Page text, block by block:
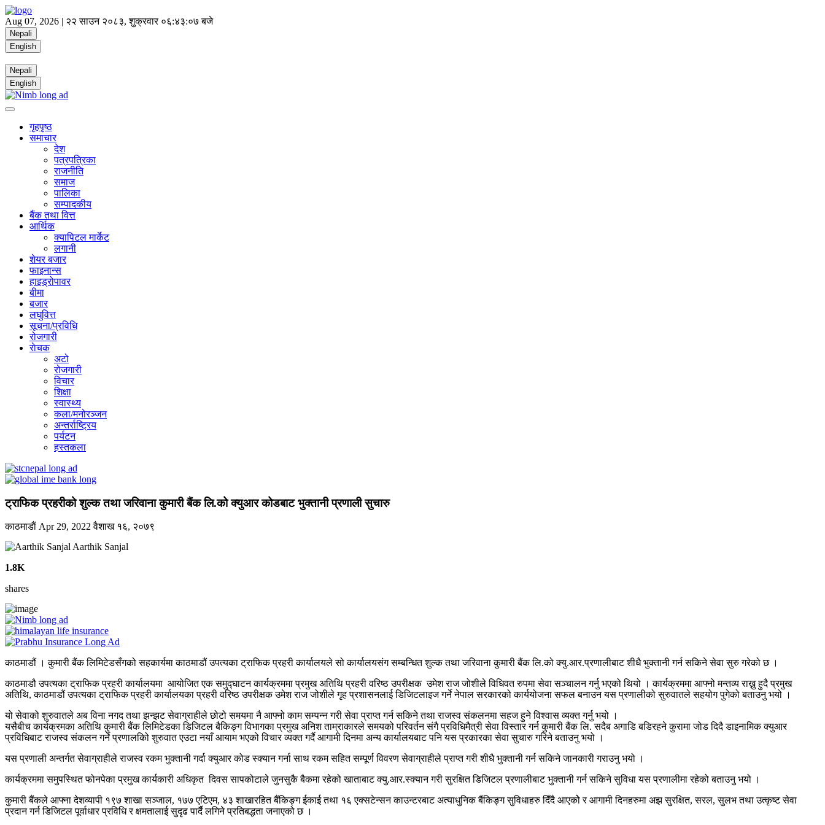
Aug 07, 2026 | २२ साउन २०८३, शुक्रवार ०६:४३:०८ बजे
Nepali
English
Nepali
English
गृहपृष्ठ
समाचार
देश
पत्रपत्रिका
राजनीति
समाज
पालिका
सम्पादकीय
बैंक तथा वित्त
आर्थिक
क्यापिटल मार्केट
लगानी
शेयर बजार
फाइनान्स
हाइड्रोपावर
बीमा
बजार
लघुवित्त
सूचना/प्रविधि
रोजगारी
राेचक
अटो
रोजगारी
विचार
शिक्षा
स्वास्थ्य
कला/मनोरञ्जन
अन्तर्राष्ट्रिय
पर्यटन
हस्तकला
ट्राफिक प्रहरीको शुल्क तथा जरिवाना कुमारी बैंक लि.को क्युआर कोडबाट भुक्तानी प्रणाली सुचारु
काठमाडाैं Apr 29, 2022वैशाख १६, २०७९
Aarthik Sanjal
1.8K
shares
काठमाडौं । कुमारी बैंक लिमिटेडसँगको सहकार्यमा काठमाडौं उपत्यका ट्राफिक प्रहरी कार्यालयले सो कार्यालयसंग सम्बन्धित शुल्क तथा जरिवाना कुमारी बैंक लि.को क्यु.आर.प्रणालीबाट शीधै भुक्तानी गर्न सकिने सेवा सुरु गरेको छ ।
काठमाडौ उपत्यका ट्राफिक प्रहरी कार्यालयमा आयोजित एक समुद्घाटन कार्यक्रममा प्रमुख अतिथि प्रहरी वरिष्ठ उपरीक्षक उमेश राज जोशीले विधिवत रुपमा सेवा सञ्चालन गर्नु भएको थियो । कार्यक्रममा आफ्नो मन्तव्य राख्नु हुदै प्रमुख
अतिथि, काठमाडौं उपत्यका ट्राफिक प्रहरी कार्यालयका प्रहरी वरिष्ठ उपरीक्षक उमेश राज जोशीले गृह प्रशासनलाई डिजिटलाइज गर्ने नेपाल सरकारको कार्ययोजना सफल बनाउन यस प्रणालीको सुरुवातले सहयोग पुगेको बताउनु भयो ।
यो सेवाको शुरुवातले अब विना नगद तथा झन्झट सेवाग्राहीले छोटो समयमा नै आफ्नो काम सम्पन्न गरी सेवा प्राप्त गर्न सकिने तथा राजस्व संकलनमा सहज हुने विश्वास व्यक्त गर्नु भयो ।
यसैबीच कार्यक्रमका अतिथि कुमारी बैंक लिमिटेडका डिजिटल बैकिङ्ग विभागका प्रमुख अनिश ताम्राकारले समयको परिवर्तन संगै प्रविधिमैत्री सेवा विस्तार गर्न कुमारी बैंक लि. सदैब अगाडि बडिरहने कुरामा जोड दिदै डाइनामिक क्युआर
प्रविधिबाट राजस्व संकलन गर्ने प्रणालकिो शुरुवात एउटा नयाँ आयाम भएको विचार व्यक्त गर्दै आगामी दिनमा अन्य कार्यालयबाट पनि यस प्रकारका सेवा सुचारु गरिने बताउनु भयो ।
यस प्रणाली अन्तर्गत सेवाग्राहीले राजस्व रकम भुक्तानी गर्दा क्युआर कोड स्क्यान गर्ना साथ रकम सहित सम्पूर्ण विवरण सेवाग्राहीले प्राप्त गरी शीधै भुक्तानी गर्न सकिने जानकारी गराउनु भयो ।
कार्यक्रममा समुपस्थित फोनपेका प्रमुख कार्यकारी अधिकृत दिवस सापकोटाले जुनसुकै बैकमा रहेको खाताबाट क्यु.आर.स्क्यान गरी सुरक्षित डिजिटल प्रणालीबाट भुक्तानी गर्न सकिने सुविधा यस प्रणालीमा रहेको बताउनु भयो ।
कुमारी बैंकले आफ्ना देशव्यापी १९७ शाखा सञ्जाल, १७७ एटिएम, ४३ शाखारहित बैंकिङ्ग ईकाई तथा १६ एक्सटेन्सन काउन्टरबाट अत्याधुनिक बैंकिङ्ग सुविधाहरु दिँदै आएकोे र आगामी दिनहरुमा अझ सुरक्षित, सरल, सुलभ तथा उत्कृष्ट सेवा
प्रदान गर्न डिजिटल पूर्वाधार प्रविधि र क्षमतालाई सुदृढ पार्दै लगिने प्रतिबद्धता जनाएको छ ।